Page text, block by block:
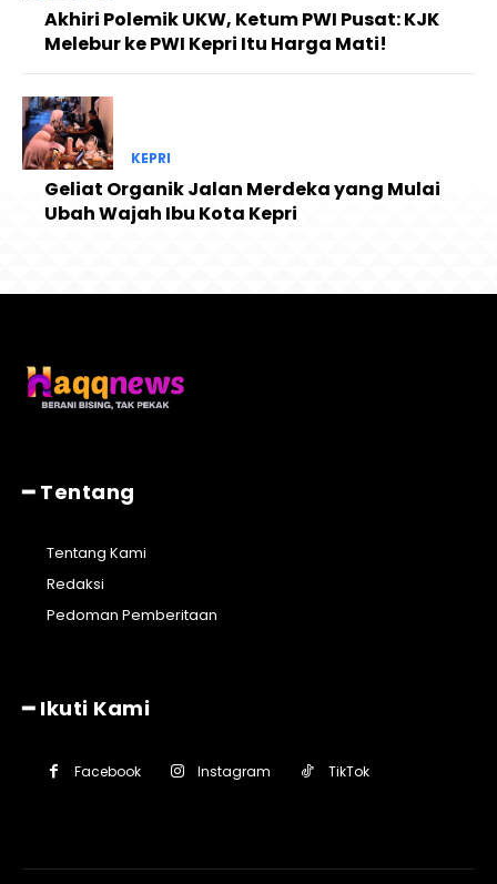
Akhiri Polemik UKW, Ketum PWI Pusat: KJK
Melebur ke PWI Kepri Itu Harga Mati!
KEPRI
Geliat Organik Jalan Merdeka yang Mulai
Ubah Wajah Ibu Kota Kepri
━ Tentang
Tentang Kami
Redaksi
Pedoman Pemberitaan
━ Ikuti Kami
Facebook Instagram TikTok